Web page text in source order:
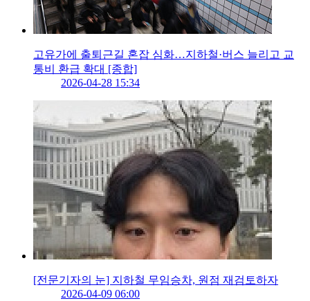
고유가에 출퇴근길 혼잡 심화…지하철·버스 늘리고 교
통비 환급 확대 [종합]
2026-04-28 15:34
[전문기자의 눈] 지하철 무임승차, 원점 재검토하자
2026-04-09 06:00